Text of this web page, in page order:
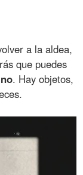
a la aldea,
que puedes
. Hay objetos,